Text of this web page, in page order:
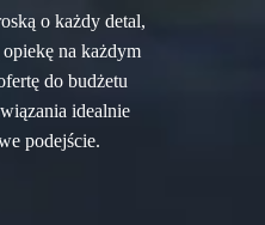
o każdy detal,
na każdym
do budżetu
idealnie
podejście.